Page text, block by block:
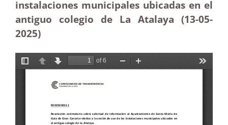
instalaciones municipales ubicadas en el
antiguo colegio de La Atalaya (13-05-
2025)